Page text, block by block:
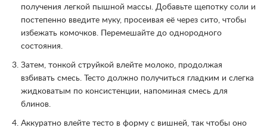
получения легкой пышной массы. Добавьте щепотку соли и
постепенно введите муку, просеивая её через сито, чтобы
избежать комочков. Перемешайте до однородного
состояния.
Затем, тонкой струйкой влейте молоко, продолжая
взбивать смесь. Тесто должно получиться гладким и слегка
жидковатым по консистенции, напоминая смесь для
блинов.
Аккуратно влейте тесто в форму с вишней, так чтобы оно